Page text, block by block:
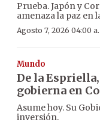
Prueba. Japón y
amenaza la paz en
Agosto 7, 2026 04:00
Mundo
De la
gobierna en
Asume hoy. Su
inversión.